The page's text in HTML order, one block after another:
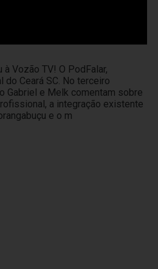
Vozão TV! O PodFalar,
Ceará SC. No terceiro
Gabriel e Melk comentam sobre
a integração existente
e o m